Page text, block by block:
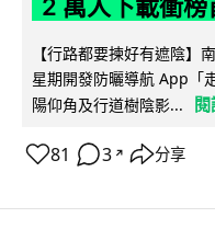
2 萬人下載衝榜
【行路都要揀好有遮陰】
星期開發防曬導航 App「
陽仰角及行道樹陰影...
81 3 ↗ 分享